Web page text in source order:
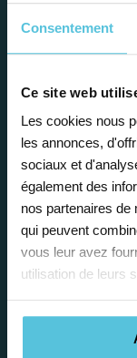
Consentement
Ce site web
Les cookies nous
les annonces,
sociaux et
également des
nos partenaires de
qui peuvent
vous leur avez
utilisation de leurs
emploi du